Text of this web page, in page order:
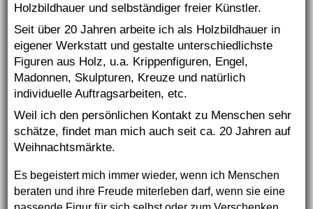
Holzbildhauer und selbständiger freier Künstler.
Seit über 20 Jahren arbeite ich als Holzbildhauer in
eigener Werkstatt und gestalte unterschiedlichste
Figuren aus Holz, u.a. Krippenfiguren, Engel,
Madonnen, Skulpturen, Kreuze und natürlich
individuelle Auftragsarbeiten, etc.
Weil ich den persönlichen Kontakt zu Menschen sehr
schätze, findet man mich auch seit ca. 20 Jahren auf
Weihnachtsmärkte.
Es begeistert mich immer wieder, wenn ich Menschen
beraten und ihre Freude miterleben darf, wenn sie eine